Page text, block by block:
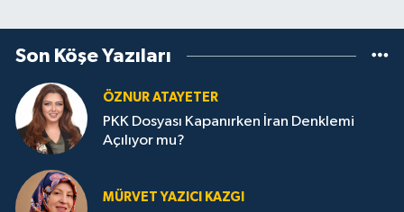
Son Köşe Yazıları
ÖZNUR ATAYETER
PKK Dosyası Kapanırken İran Denklemi
Açılıyor mu?
MÜRVET YAZICI KAZGI